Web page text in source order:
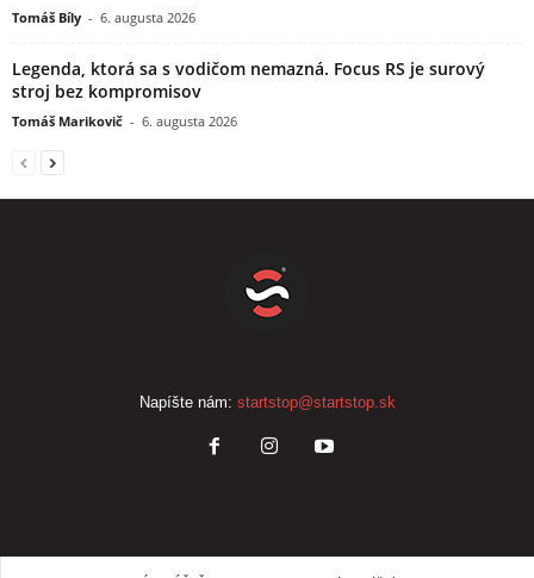
Tomáš Bíly - 6. augusta 2026
Legenda, ktorá sa s vodičom nemazná. Focus RS je surový
stroj bez kompromisov
Tomáš Marikovič - 6. augusta 2026
Napíšte nám: startstop@startstop.sk